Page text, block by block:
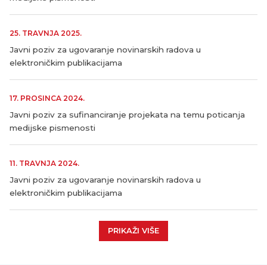
25. TRAVNJA 2025.
Javni poziv za ugovaranje novinarskih radova u
elektroničkim publikacijama
17. PROSINCA 2024.
Javni poziv za sufinanciranje projekata na temu poticanja
medijske pismenosti
11. TRAVNJA 2024.
Javni poziv za ugovaranje novinarskih radova u
elektroničkim publikacijama
PRIKAŽI VIŠE